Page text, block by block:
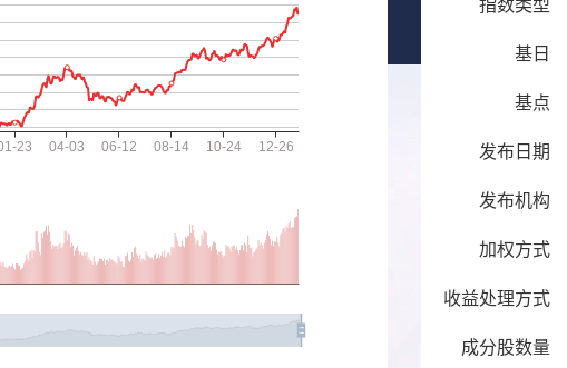
基日
基点
发布日期
发布机构
加权方式
收益处理方式
成分股数量